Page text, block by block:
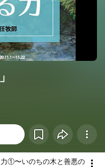
力①〜いのちの木と善悪の